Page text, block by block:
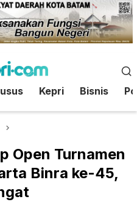
Kepri Bisnis
Open Turnamen
Binra ke-45,